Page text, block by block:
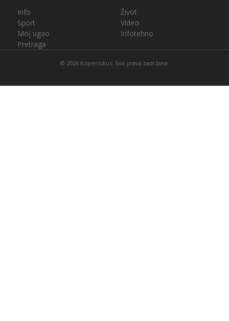
Info
Život
Sport
Video
Moj ugao
Infotehno
Pretraga
© 2026 Kopernikus. Sva prava zadržana.